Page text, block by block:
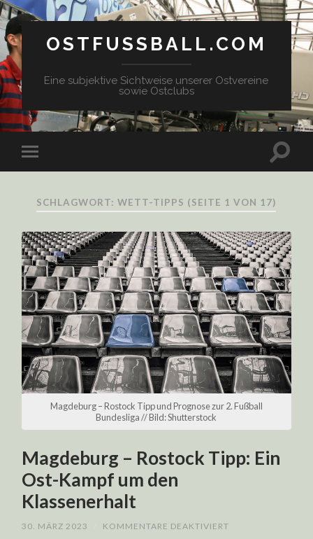
OSTFUSSBALL.COM
Eine subjektive Sichtweise unserer Ostvereine
sowie Ostclubs
SCHLAGWORT: WETT-TIPPS (SEITE 1 VON 17)
Magdeburg – Rostock Tipp und Prognose zur 2. Fußball
Bundesliga // Bild: Shutterstock
Magdeburg – Rostock Tipp: Ein
Ost-Kampf um den
Klassenerhalt
30. MÄRZ 2023 KOMMENTARE DEAKTIVIERT